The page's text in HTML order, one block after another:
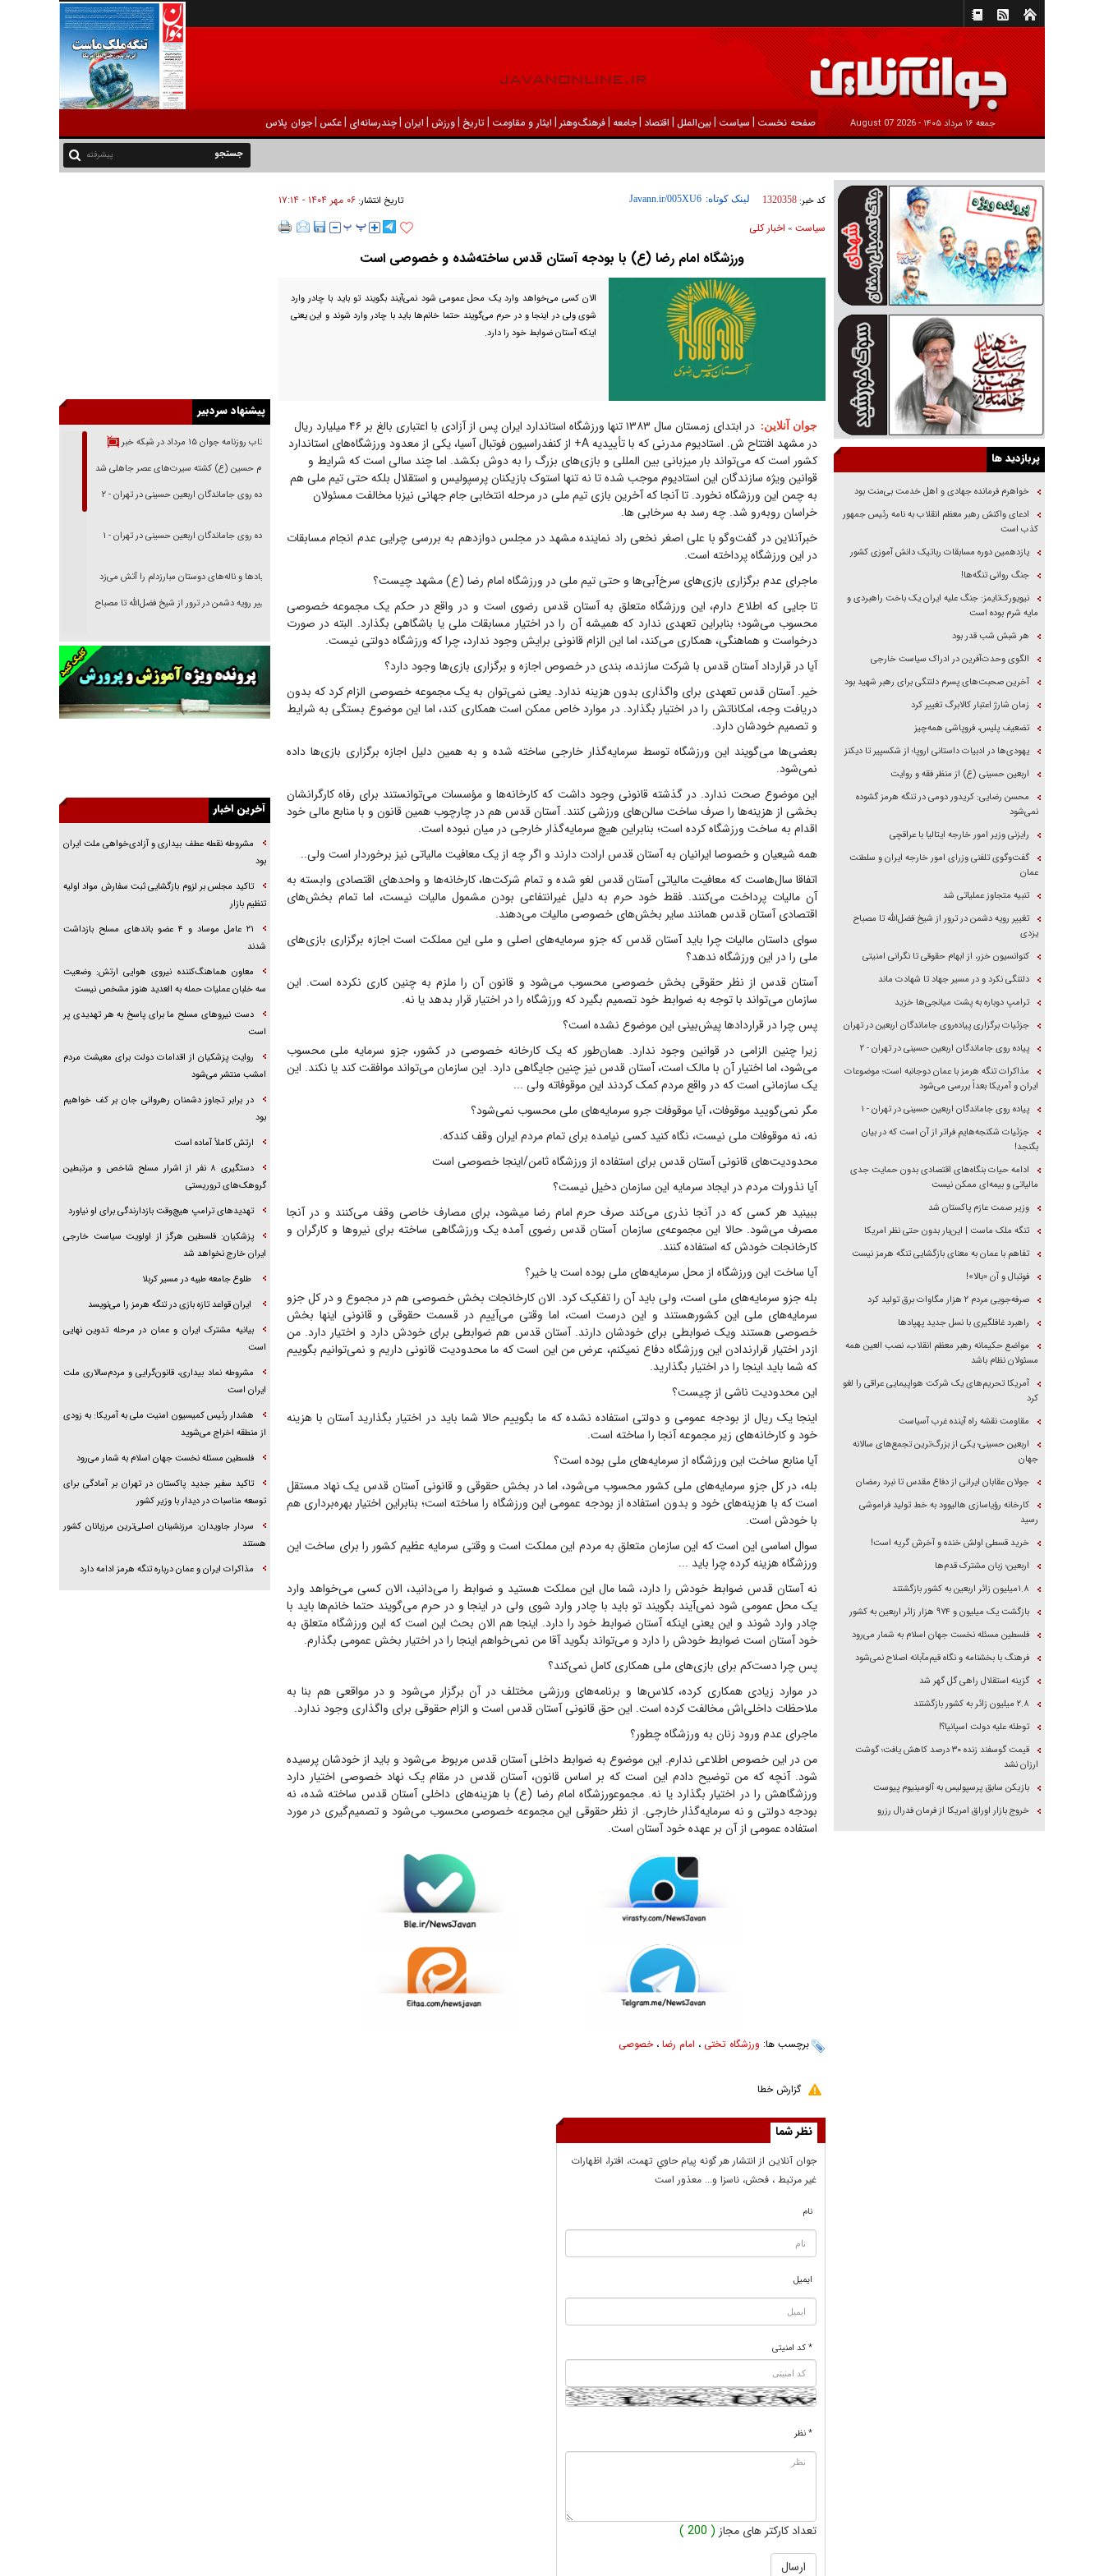
جمعه ۱۶ مرداد ۱۴۰۵ - 2026 August 07 صفحه نخست | سیاست |بين‌الملل | اقتصاد |جامعه |فرهنگ‌و‌هنر | ایثار و مقاومت |تاریخ |ورزش | ايران |چندرسانه‌ای |عکس |جوان پلاس
پیشرفته
کد خبر: 1320358 لینک کوتاه: تاریخ انتشار:۰۶ مهر ۱۴۰۴ - ۱۷:۱۴
سیاست» اخبار کلی
ورزشگاه امام رضا (ع) با بودجه آستان قدس ساخته‌شده و خصوصی است
الان کسی می‌خواهد وارد یک محل عمومی شود نمی‌آیند بگویند تو باید با چادر وارد
شوی ولی در اینجا و در حرم می‌گویند حتما خانم‌ها باید با چادر وارد شوند و این یعنی
اینکه آستان ضوابط خود را دارد.
جوان آنلاین:
در ابتدای زمستان سال ۱۳۸۳ تنها ورزشگاه استاندارد ایران پس از آزادی با اعتباری بالغ بر ۴۶ میلیارد ریال
در مشهد افتتاح ش. استادیوم مدرنی که با تأییدیه A+ از کنفدراسیون فوتبال آسیا، یکی از معدود ورزشگاه‌های استاندارد
کشور است که می‌تواند بار میزبانی بین المللی و بازی‌های بزرگ را به دوش بکشد. اما چند سالی است که شرایط و
قوانین ویژه سازندگان این استادیوم موجب شده تا نه تنها استوک بازیکنان پرسپولیس و استقلال بلکه حتی تیم ملی هم
به چمن این ورزشگاه نخورد. تا آنجا که آخرین بازی تیم ملی در مرحله انتخابی جام جهانی نیزبا مخالفت مسئولان
خراسان رو‌به‌رو شد. چه رسد به سرخابی ها.
خبرآنلاین در گفت‌و‌گو با علی اصغر نخعی راد نماینده مشهد در مجلس دوازدهم به بررسی چرایی عدم انجام مسابقات
در این ورزشگاه پرداخته است.
ماجرای عدم برگزاری بازی‌های سرخ‌آبی‌ها و حتی تیم ملی در ورزشگاه امام رضا (ع) مشهد چیست؟
تا جایی که اطلاع دارم، این ورزشگاه متعلق به آستان قدس رضوی است و در واقع در حکم یک مجموعه خصوصی
محسوب می‌شود؛ بنابراین تعهدی ندارد که همیشه آن را در اختیار مسابقات ملی یا باشگاهی بگذارد. البته در صورت
درخواست و هماهنگی، همکاری می‌کند، اما این الزام قانونی برایش وجود ندارد، چرا که ورزشگاه دولتی نیست.
آیا در قرارداد آستان قدس با شرکت سازنده، بندی در خصوص اجازه و برگزاری بازی‌ها وجود دارد؟
خیر. آستان قدس تعهدی برای واگذاری بدون هزینه ندارد. یعنی نمی‌توان به یک مجموعه خصوصی الزام کرد که بدون
دریافت وجه، امکاناتش را در اختیار بگذارد. در موارد خاص ممکن است همکاری کند، اما این موضوع بستگی به شرایط
و تصمیم خودشان دارد.
بعضی‌ها می‌گویند این ورزشگاه توسط سرمایه‌گذار خارجی ساخته شده و به همین دلیل اجازه برگزاری بازی‌ها داده
نمی‌شود.
این موضوع صحت ندارد. در گذشته قانونی وجود داشت که کارخانه‌ها و مؤسسات می‌توانستند برای رفاه کارگرانشان
بخشی از هزینه‌ها را صرف ساخت سالن‌های ورزشی کنند. آستان قدس هم در چارچوب همین قانون و با منابع مالی خود
اقدام به ساخت ورزشگاه کرده است؛ بنابراین هیچ سرمایه‌گذار خارجی در میان نبوده است.
همه شیعیان و خصوصا ایرانیان به آستان قدس ارادت دارند و اگر چه از یک معافیت مالیاتی نیز برخوردار است ولی..
اتفاقا سال‌هاست که معافیت مالیاتی آستان قدس لغو شده و تمام شرکت‌ها، کارخانه‌ها و واحد‌های اقتصادی وابسته به
آن مالیات پرداخت می‌کنند. فقط خود حرم به دلیل غیرانتفاعی بودن مشمول مالیات نیست، اما تمام بخش‌های
اقتصادی آستان قدس همانند سایر بخش‌های خصوصی مالیات می‌دهند.
سوای داستان مالیات چرا باید آستان قدس که جزو سرمایه‌های اصلی و ملی این مملکت است اجازه برگزاری بازی‌های
ملی را در این ورزشگاه ندهد؟
آستان قدس از نظر حقوقی بخش خصوصی محسوب می‌شود و قانون آن را ملزم به چنین کاری نکرده است. این
سازمان می‌تواند با توجه به ضوابط خود تصمیم بگیرد که ورزشگاه را در اختیار قرار بدهد یا نه.
پس چرا در قرارداد‌ها پیش‌بینی این موضوع نشده است؟
زیرا چنین الزامی در قوانین وجود ندارد. همان‌طور که یک کارخانه خصوصی در کشور، جزو سرمایه ملی محسوب
می‌شود، اما اختیار آن با مالک است، آستان قدس نیز چنین جایگاهی دارد. این سازمان می‌تواند موافقت کند یا نکند. این
یک سازمانی است که در واقع مردم کمک کردند این موقوفاته ولی ...
مگر نمی‌گویید موقوفات، آیا موقوفات جرو سرمایه‌های ملی محسوب نمی‌شود؟
نه، نه موقوفات ملی نیست، نگاه کنید کسی نیامده برای تمام مردم ایران وقف کندکه.
محدودیت‌های قانونی آستان قدس برای استفاده از ورزشگاه ثامن/اینجا خصوصی است
آیا نذورات مردم در ایجاد سرمایه این سازمان دخیل نیست؟
ببینید هر کسی که در آنجا نذری می‌کند صرف حرم امام رضا میشود، برای مصارف خاصی وقف می‌کنند و در آنجا
مصرف می‌شود. حالا این مجموعه‌ی سازمان آستان قدس رضوی آمده یک ورزشگاهی ساخته برای نیرو‌ها و کارگران و
کارخانجات خودش که استفاده کنند.
آیا ساخت این ورزشگاه از محل سرمایه‌های ملی بوده است یا خیر؟
بله جزو سرمایه‌های ملی است، ولی باید آن را تفکیک کرد. الان کارخانجات بخش خصوصی هم در مجموع و در کل جزو
سرمایه‌های ملی این کشورهستند و این درست است، اما وقتی می‌آییم در قسمت حقوقی و قانونی اینها بخش
خصوصی هستند ویک ضوابطی برای خودشان دارند. آستان قدس هم ضوابطی برای خودش دارد و اختیار دارد. من
ازدر اختیار قرارندادن این ورزشگاه دفاع نمیکنم، عرض من این است که ما محدودیت قانونی داریم و نمی‌توانیم بگوییم
که شما باید اینجا را در اختیار بگذارید.
این محدودیت ناشی از چیست؟
اینجا یک ریال از بودجه عمومی و دولتی استفاده نشده که ما بگوییم حالا شما باید در اختیار بگذارید آستان با هزینه
خود و کارخانه‌های زیر مجموعه آنجا را ساخته است.
آیا منابع ساخت این ورزشگاه از سرمایه‌های ملی بوده است؟
بله، در کل جزو سرمایه‌های ملی کشور محسوب می‌شود، اما در بخش حقوقی و قانونی آستان قدس یک نهاد مستقل
است که با هزینه‌های خود و بدون استفاده از بودجه عمومی این ورزشگاه را ساخته است؛ بنابراین اختیار بهره‌برداری هم
با خودش است.
سوال اساسی این است که این سازمان متعلق به مردم این مملکت است و وقتی سرمایه عظیم کشور را برای ساخت این
ورزشگاه هزینه کرده چرا باید ...
نه آستان قدس ضوابط خودش را دارد، شما مال این مملکت هستید و ضوابط را می‌دانید، الان کسی می‌خواهد وارد
یک محل عمومی شود نمی‌آیند بگویند تو باید با چادر وارد شوی ولی در اینجا و در حرم می‌گویند حتما خانم‌ها باید با
چادر وارد شوند و این یعنی اینکه آستان ضوابط خود را دارد. اینجا هم الان بحث این است که این ورزشگاه متعلق به
خود آستان است ضوابط خودش را دارد و می‌تواند بگوید آقا من نمی‌خواهم اینجا را در اختیار بخش عمومی بگذارم.
پس چرا دست‌کم برای بازی‌های ملی همکاری کامل نمی‌کند؟
در موارد زیادی همکاری کرده، کلاس‌ها و برنامه‌های ورزشی مختلف در آن برگزار می‌شود و در مواقعی هم بنا به
ملاحظات داخلی‌اش مخالفت کرده است. این حق قانونی آستان قدس است و الزام حقوقی برای واگذاری وجود ندارد.
ماجرای عدم ورود زنان به ورزشگاه چطور؟
من در این خصوص اطلاعی ندارم. این موضوع به ضوابط داخلی آستان قدس مربوط می‌شود و باید از خودشان پرسیده
شود. آنچه که من توضیح دادم این است که بر اساس قانون، آستان قدس در مقام یک نهاد خصوصی اختیار دارد
ورزشگاهش را در اختیار بگذارد یا نه. مجموعورزشگاه امام رضا (ع) با هزینه‌های داخلی آستان قدس ساخته شده، نه
بودجه دولتی و نه سرمایه‌گذار خارجی. از نظر حقوقی این مجموعه خصوصی محسوب می‌شود و تصمیم‌گیری در مورد
استفاده عمومی از آن بر عهده خود آستان است.
برچسب ها: ورزشگاه تختی ، امام رضا،خصوصی
گزارش خطا
نظر شما
جوان آنلاين از انتشار هر گونه پيام حاوي تهمت، افترا، اظهارات
غير مرتبط ، فحش، ناسزا و... معذور است
نام
ایمیل
* کد امنیتی
* نظر
تعداد کارکتر های مجاز ( 200 )
پربازدید ها
خواهرم فرمانده جهادی و اهل خدمت بی‌منت بود
ادعای واکنش رهبر معظم انقلاب به نامه رئیس جمهور
کذب است
یازدهمین دوره مسابقات رباتیک دانش آموزی کشور
جنگ روانی تنگه‌ها!
نیویورک‌تایمز: جنگ علیه ایران یک باخت راهبردی و
مایه شرم بوده است
هر شبش شب قدر بود
الگوی وحدت‌آفرین در ادراک سیاست خارجی
آخرین صحبت‌های پسرم دلتنگی برای رهبر شهید بود
زمان شارژ اعتبار کالابرگ تغییر کرد
تضعیف پلیس، فروپاشی همه‌چیز
یهودی‌ها در ادبیات داستانی اروپا؛ از شکسپیر تا دیکنز
اربعین حسینی (ع) از منظر فقه و روایت
محسن رضایی: کریدور دومی در تنگه هرمز گشوده
نمی‌شود
رایزنی وزیر امور خارجه ایتالیا با عراقچی
گفت‌وگوی تلفنی وزرای امور خارجه ایران و سلطنت
عمان
تنبیه متجاوز عملیاتی شد
تغییر رویه دشمن در ترور از شیخ فضل‌الله تا مصباح
یزدی
کنوانسیون خزر، از ابهام حقوقی تا نگرانی امنیتی
دلتنگی نکرد و در مسیر جهاد تا شهادت ماند
ترامپ دوباره به پشت میانجی‌ها خزید
جزئیات برگزاری پیاده‌روی جاماندگان اربعین در تهران
پیاده روی جاماندگان اربعین حسینی در تهران - ۲
مذاکرات تنگه هرمز با عمان دوجانبه است؛ موضوعات
ایران و آمریکا بعداً بررسی می‌شود
پیاده روی جاماندگان اربعین حسینی در تهران - ۱
جزئیات شکنجه‌هایم فراتر از آن است که در بیان
بگنجد!
ادامه حیات بنگاه‌های اقتصادی بدون حمایت جدی
مالیاتی و بیمه‌ای ممکن نیست
وزیر صمت عازم پاکستان شد
تنگه ملک ماست | این‌بار بدون حتی نظر امریکا
تفاهم با عمان به معنای بازگشایی تنگه هرمز نیست
فوتبال و آن «بالا»!
صرفه‌جویی مردم ۲ هزار مگاوات برق تولید کرد
راهبرد غافلگیری با نسل جدید پهپاد‌ها
مواضع حکیمانه رهبر معظم انقلاب، نصب العین همه
مسئولان نظام باشد
آمریکا تحریم‌های یک شرکت هواپیمایی عراقی را لغو
کرد
مقاومت نقشه راه آینده غرب آسیاست
اربعین حسینی؛ یکی از بزرگ‌ترین تجمع‌های سالانه
جهان
جولان عقابان ایرانی از دفاع مقدس تا نبرد رمضان
کارخانه رؤیاسازی هالیوود به خط تولید فراموشی
رسید
خرید قسطی اولش خنده و آخرش گریه است!
اربعین؛ زبان مشترک قدم‌ها
۱.۸میلیون زائر اربعین به کشور بازگشتند
بازگشت یک میلیون و ۹۷۴ هزار زائر اربعین به کشور
فلسطین مسئله نخست جهان اسلام به شمار می‌رود
فرهنگ با بخشنامه و نگاه قیم‌مآبانه اصلاح نمی‌شود
گزینه استقلال راهی گل گهر شد
۲.۸ میلیون زائر به کشور بازگشتند
توطئه علیه دولت اسپانیا؟!
قیمت گوسفند زنده ۳۰ درصد کاهش یافت؛ گوشت
ارزان نشد
بازیکن سابق پرسپولیس به آلومینیوم پیوست
خروج بازار اوراق امریکا از فرمان فدرال رزرو
پیشنهاد سردبیر
بازتاب روزنامه جوان ۱۵ مرداد در شبکه خبر
امام حسین (ع) کشته سیرت‌های عصر جاهلی شد
پیاده روی جاماندگان اربعین حسینی در تهران - ۲
پیاده روی جاماندگان اربعین حسینی در تهران - ۱
فریاد‌ها و ناله‌های دوستان مبارزدلم را آتش می‌زد
تغییر رویه دشمن در ترور از شیخ فضل‌الله تا مصباح
خرید قسطی اولش خنده و آخرش گریه است!
فوتبال و آن «بالا»!
راهبرد غافلگیری با نسل جدید پهپاد‌ها
جنجال پزشکان تقلبی در صنعت زیبایی
خواهرم فرمانده جهادی و اهل خدمت بی‌منت بود
بگنجد!
برابر یورش به پاسگاه‌های پلیس
تحلیل ابعاد پیام رهبر انقلاب به حزب‌الله/ مقاومت
نقشه راه آینده غرب آسیا
آخرین اخبار
مشروطه نقطه عطف بیداری و آزادی‌خواهی ملت ایران
بود
تاکید مجلس بر لزوم بازگشایی ثبت سفارش مواد اولیه
تنظیم بازار
۲۱ عامل موساد و ۴ عضو باند‌های مسلح بازداشت
شدند
معاون هماهنگ‌کننده نیروی هوایی ارتش: وضعیت
سه خلبان عملیات حمله به العدید هنوز مشخص نیست
دست نیرو‌های مسلح ما برای پاسخ به هر تهدیدی پر
است
روایت پزشکیان از اقدامات دولت برای معیشت مردم
امشب منتشر می‌شود
در برابر تجاوز دشمنان رهروانی جان بر کف خواهیم
بود
ارتش کاملاً آماده است
دستگیری ۸ نفر از اشرار مسلح شاخص و مرتبطین
گروهک‌های تروریستی
تهدید‌های ترامپ هیچ‌وقت بازدارندگی برای او نیاورد
پزشکیان: فلسطین هرگز از اولویت سیاست خارجی
ایران خارج نخواهد شد
طلوع جامعه طیبه در مسیر کربلا
ایران قواعد تازه بازی در تنگه هرمز را می‌نویسد
بیانیه مشترک ایران و عمان در مرحله تدوین نهایی
است
مشروطه نماد بیداری، قانون‌گرایی و مردم‌سالاری ملت
ایران است
هشدار رئیس کمیسیون امنیت ملی به آمریکا: به زودی
از منطقه اخراج می‌شوید
فلسطین مسئله نخست جهان اسلام به شمار می‌رود
تاکید سفیر جدید پاکستان در تهران بر آمادگی برای
توسعه مناسبات در دیدار با وزیر کشور
سردار جاویدان: مرزنشینان اصلی‌ترین مرزبانان کشور
هستند
مذاکرات ایران و عمان درباره تنگه هرمز ادامه دارد